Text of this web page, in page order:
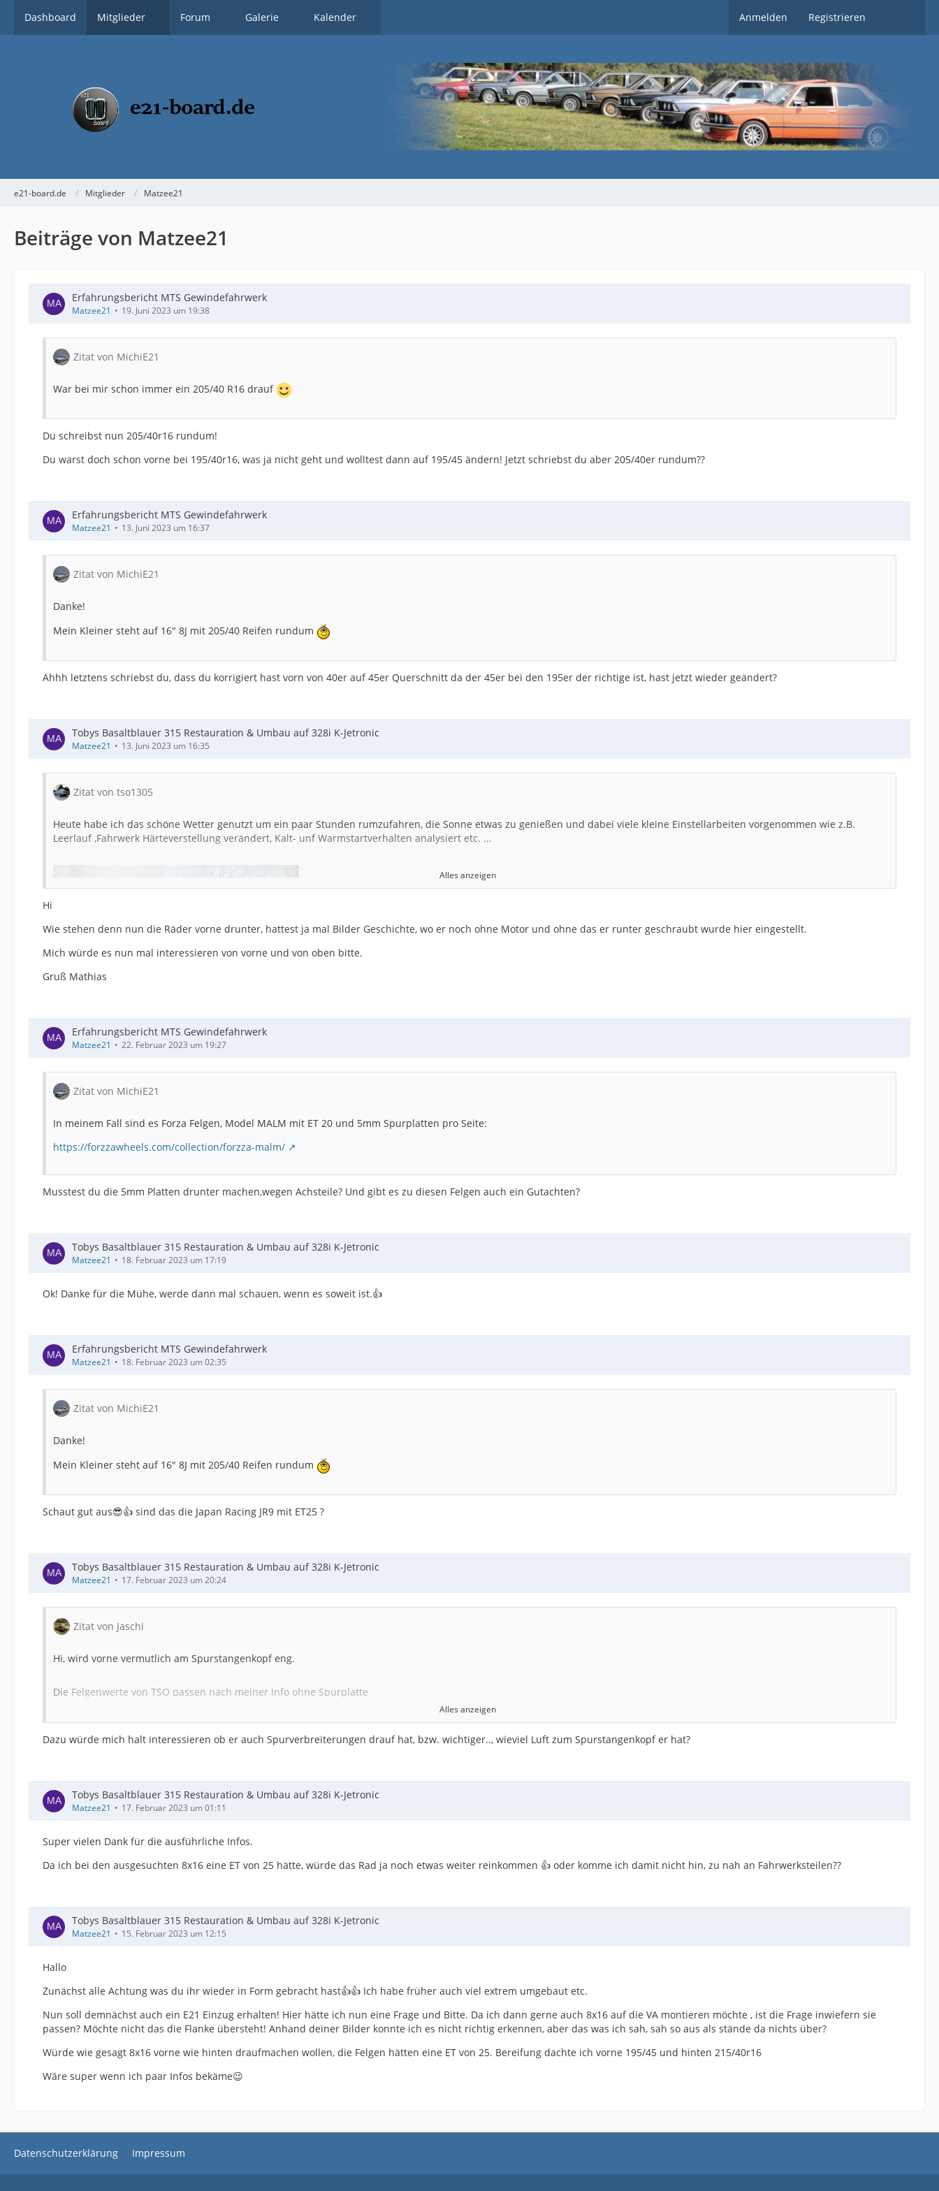
Dashboard Mitglieder Forum Galerie Kalender Anmelden Registrieren
e21-board.de Mitglieder Matzee21
Beiträge von Matzee21
Erfahrungsbericht MTS Gewindefahrwerk
Matzee21 19. Juni 2023 um 19:38
Zitat von MichiE21
War bei mir schon immer ein 205/40 R16 drauf
Du schreibst nun 205/40r16 rundum!
Du warst doch schon vorne bei 195/40r16, was ja nicht geht und wolltest dann auf 195/45 ändern! Jetzt schriebst du aber 205/40er rundum??
Erfahrungsbericht MTS Gewindefahrwerk
Matzee21 13. Juni 2023 um 16:37
Zitat von MichiE21
Danke!
Mein Kleiner steht auf 16" 8J mit 205/40 Reifen rundum
Ähhh letztens schriebst du, dass du korrigiert hast vorn von 40er auf 45er Querschnitt da der 45er bei den 195er der richtige ist, hast jetzt wieder geändert?
Tobys Basaltblauer 315 Restauration & Umbau auf 328i K-Jetronic
Matzee21 13. Juni 2023 um 16:35
Zitat von tso1305
Heute habe ich das schöne Wetter genutzt um ein paar Stunden rumzufahren, die Sonne etwas zu genießen und dabei viele kleine Einstellarbeiten vorgenommen wie z.B.
Leerlauf ,Fahrwerk Härteverstellung verändert, Kalt- unf Warmstartverhalten analysiert etc. ...
Zwischenzeitlich habe ich auf der Vorderachse die Reifen durch neue mit einem 45er Querschnitt getauscht.
Man kann den Unterschied ganz gut am Abstand Reifen / Radhaus erkennen...
195/40 R16 & 195/45 R16
Alles anzeigen
Hi
Wie stehen denn nun die Räder vorne drunter, hattest ja mal Bilder Geschichte, wo er noch ohne Motor und ohne das er runter geschraubt wurde hier eingestellt.
Mich würde es nun mal interessieren von vorne und von oben bitte.
Gruß Mathias
Erfahrungsbericht MTS Gewindefahrwerk
Matzee21 22. Februar 2023 um 19:27
Zitat von MichiE21
In meinem Fall sind es Forza Felgen, Model MALM mit ET 20 und 5mm Spurplatten pro Seite:
https://forzzawheels.com/collection/forzza-malm/
Musstest du die 5mm Platten drunter machen,wegen Achsteile? Und gibt es zu diesen Felgen auch ein Gutachten?
Tobys Basaltblauer 315 Restauration & Umbau auf 328i K-Jetronic
Matzee21 18. Februar 2023 um 17:19
Ok! Danke für die Mühe, werde dann mal schauen, wenn es soweit ist.👍
Erfahrungsbericht MTS Gewindefahrwerk
Matzee21 18. Februar 2023 um 02:35
Zitat von MichiE21
Danke!
Mein Kleiner steht auf 16" 8J mit 205/40 Reifen rundum
Schaut gut aus😎👍 sind das die Japan Racing JR9 mit ET25 ?
Tobys Basaltblauer 315 Restauration & Umbau auf 328i K-Jetronic
Matzee21 17. Februar 2023 um 20:24
Zitat von Jaschi
Hi, wird vorne vermutlich am Spurstangenkopf eng.
Die Felgenwerte von TSO passen nach meiner Info ohne Spurplatte
BBS RS1 73 VA 8x16 ET15
Alles anzeigen
Dazu würde mich halt interessieren ob er auch Spurverbreiterungen drauf hat, bzw. wichtiger.., wieviel Luft zum Spurstangenkopf er hat?
Tobys Basaltblauer 315 Restauration & Umbau auf 328i K-Jetronic
Matzee21 17. Februar 2023 um 01:11
Super vielen Dank für die ausführliche Infos.
Da ich bei den ausgesuchten 8x16 eine ET von 25 hätte, würde das Rad ja noch etwas weiter reinkommen 👍 oder komme ich damit nicht hin, zu nah an Fahrwerksteilen??
Tobys Basaltblauer 315 Restauration & Umbau auf 328i K-Jetronic
Matzee21 15. Februar 2023 um 12:15
Hallo
Zunächst alle Achtung was du ihr wieder in Form gebracht hast👍👍 Ich habe früher auch viel extrem umgebaut etc.
Nun soll demnächst auch ein E21 Einzug erhalten! Hier hätte ich nun eine Frage und Bitte. Da ich dann gerne auch 8x16 auf die VA montieren möchte , ist die Frage inwiefern sie
passen? Möchte nicht das die Flanke übersteht! Anhand deiner Bilder konnte ich es nicht richtig erkennen, aber das was ich sah, sah so aus als stände da nichts über?
Würde wie gesagt 8x16 vorne wie hinten draufmachen wollen, die Felgen hätten eine ET von 25. Bereifung dachte ich vorne 195/45 und hinten 215/40r16
Wäre super wenn ich paar Infos bekäme😉
Datenschutzerklärung Impressum